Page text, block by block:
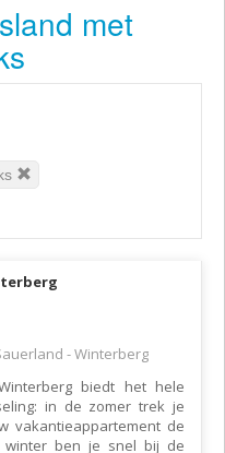
met
- Winterberg
biedt het hele
in de zomer trek je
vakantieappartement de
ben je snel bij de